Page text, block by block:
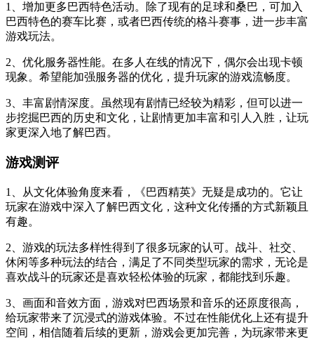
1、增加更多巴西特色活动。除了现有的足球和桑巴，可加入
巴西特色的赛车比赛，或者巴西传统的格斗赛事，进一步丰富
游戏玩法。
2、优化服务器性能。在多人在线的情况下，偶尔会出现卡顿
现象。希望能加强服务器的优化，提升玩家的游戏流畅度。
3、丰富剧情深度。虽然现有剧情已经较为精彩，但可以进一
步挖掘巴西的历史和文化，让剧情更加丰富和引人入胜，让玩
家更深入地了解巴西。
游戏测评
1、从文化体验角度来看，《巴西精英》无疑是成功的。它让
玩家在游戏中深入了解巴西文化，这种文化传播的方式新颖且
有趣。
2、游戏的玩法多样性得到了很多玩家的认可。战斗、社交、
休闲等多种玩法的结合，满足了不同类型玩家的需求，无论是
喜欢战斗的玩家还是喜欢轻松体验的玩家，都能找到乐趣。
3、画面和音效方面，游戏对巴西场景和音乐的还原度很高，
给玩家带来了沉浸式的游戏体验。不过在性能优化上还有提升
空间，相信随着后续的更新，游戏会更加完善，为玩家带来更